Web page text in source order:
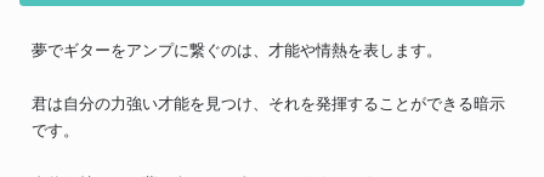
夢でギターをアンプに繋ぐのは、才能や情熱を表します。
君は自分の力強い才能を見つけ、それを発揮することができる暗示
です。